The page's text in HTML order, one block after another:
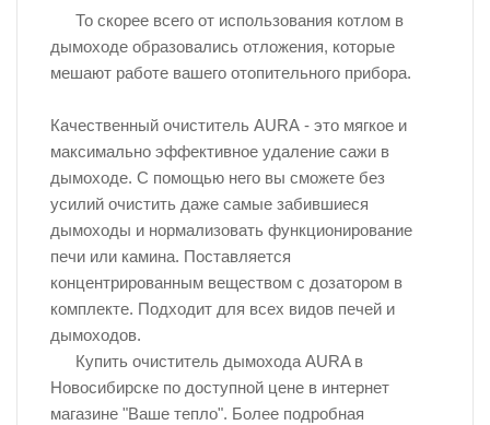
То скорее всего от использования котлом в
дымоходе образовались отложения, которые
мешают работе вашего отопительного прибора.
Качественный очиститель AURA - это мягкое и
максимально эффективное удаление сажи в
дымоходе. C помощью него вы сможете без
усилий очистить даже самые забившиеся
дымоходы и нормализовать функционирование
печи или камина. Поставляется
концентрированным веществом с дозатором в
комплекте. Подходит для всех видов печей и
дымоходов.
Купить очиститель дымохода AURA в
Новосибирске по доступной цене в интернет
магазине "Ваше тепло". Более подробная